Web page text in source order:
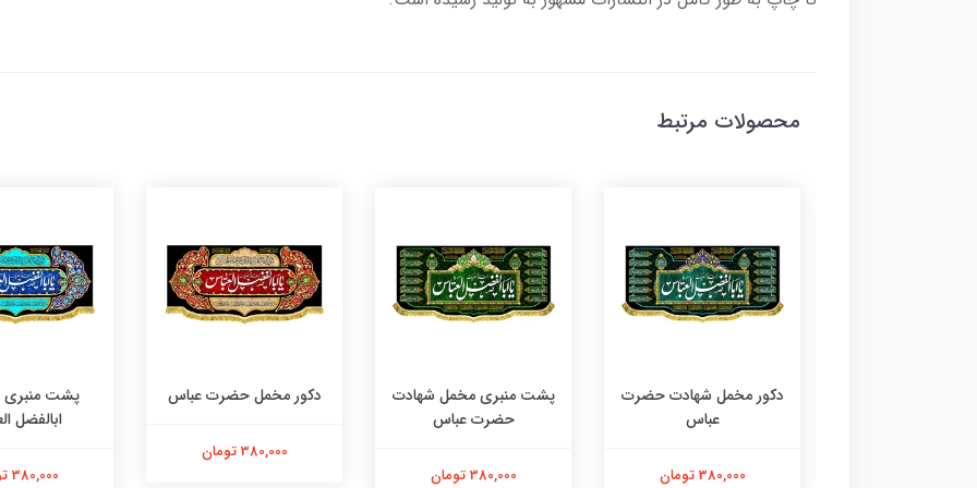
محصولات مرتبط
دکور مخمل شهادت حضرت
عباس
380,000 تومان
پشت منبری مخمل شهادت
حضرت عباس
380,000 تومان
دکور مخمل حضرت عباس
380,000 تومان
پشت منبری
ابالفضل
380,000 تومان